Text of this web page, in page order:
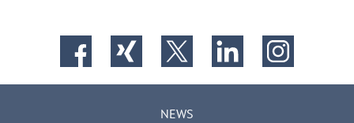
NEWS